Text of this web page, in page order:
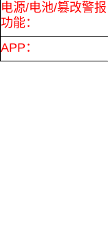
电源/电池/篡改警报
功能：
APP：